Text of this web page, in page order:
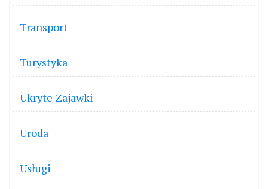
Transport
Turystyka
Ukryte Zajawki
Uroda
Usługi